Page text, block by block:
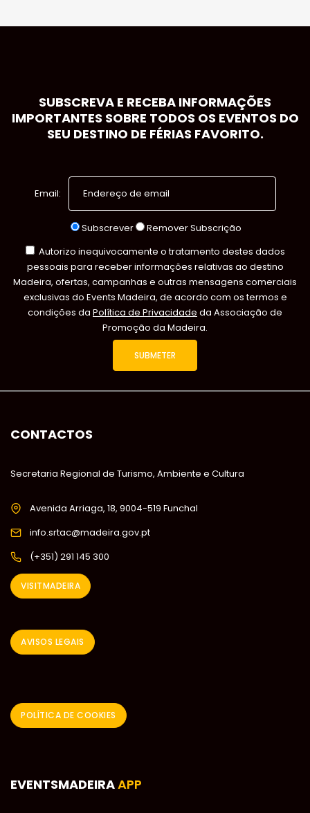
SUBSCREVA E RECEBA INFORMAÇÕES
IMPORTANTES SOBRE TODOS OS EVENTOS DO
SEU DESTINO DE FÉRIAS FAVORITO.
Email:
Subscrever
Remover Subscrição
Autorizo inequivocamente o tratamento destes dados
pessoais para receber informações relativas ao destino
Madeira, ofertas, campanhas e outras mensagens comerciais
exclusivas do Events Madeira, de acordo com os termos e
condições da Política de Privacidade da Associação de
Promoção da Madeira.
CONTACTOS
Secretaria Regional de Turismo, Ambiente e Cultura
Avenida Arriaga, 18, 9004-519 Funchal
info.srtac@madeira.gov.pt
(+351) 291 145 300
VISITMADEIRA
AVISOS LEGAIS
POLÍTICA DE COOKIES
EVENTSMADEIRAAPP